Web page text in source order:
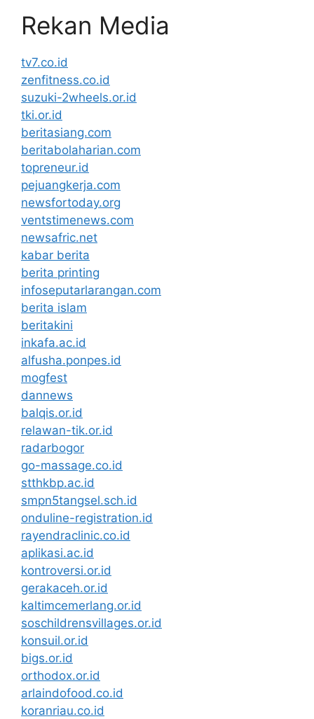
Rekan Media
tv7.co.id
zenfitness.co.id
suzuki-2wheels.or.id
tki.or.id
beritasiang.com
beritabolaharian.com
topreneur.id
pejuangkerja.com
newsfortoday.org
ventstimenews.com
newsafric.net
kabar berita
berita printing
infoseputarlarangan.com
berita islam
beritakini
inkafa.ac.id
alfusha.ponpes.id
mogfest
dannews
balqis.or.id
relawan-tik.or.id
radarbogor
go-massage.co.id
stthkbp.ac.id
smpn5tangsel.sch.id
onduline-registration.id
rayendraclinic.co.id
aplikasi.ac.id
kontroversi.or.id
gerakaceh.or.id
kaltimcemerlang.or.id
soschildrensvillages.or.id
konsuil.or.id
bigs.or.id
orthodox.or.id
arlaindofood.co.id
koranriau.co.id